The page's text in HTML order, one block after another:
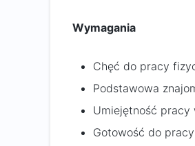
Wymagania
Chęć do pracy
Podstawowa
Umiejętność pracy
Gotowość do